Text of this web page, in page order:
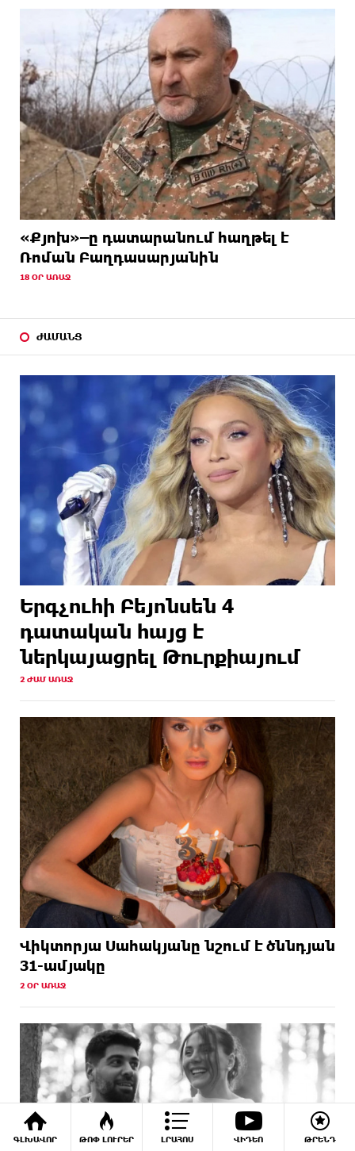
ԳԼԽԱՎՈՐ ԹՈՓ ԼՈՒՐԵՐ ԼՐԱՀՈՍ ՎԻԴԵՈ ԹՐԵՆԴ
«Քյոխ»–ը դատարանում հաղթել է
Ռոման Բաղդասարյանին
18 ՕՐ ԱՌԱՋ
ԺԱՄԱՆՑ
Երգչուհի Բեյոնսեն ​​4
դատական հայց է
ներկայացրել Թուրքիայում
2 ԺԱՄ ԱՌԱՋ
Վիկտորյա Սահակյանը նշում է ծննդյան
31-ամյակը
2 ՕՐ ԱՌԱՋ